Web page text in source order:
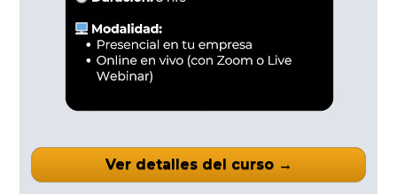
Ver detalles del curso →